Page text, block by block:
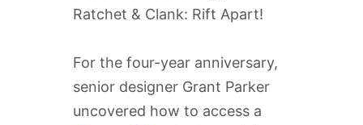
Ratchet & Clank: Rift Apart!
For the four-year anniversary,
senior designer Grant Parker
uncovered how to access a